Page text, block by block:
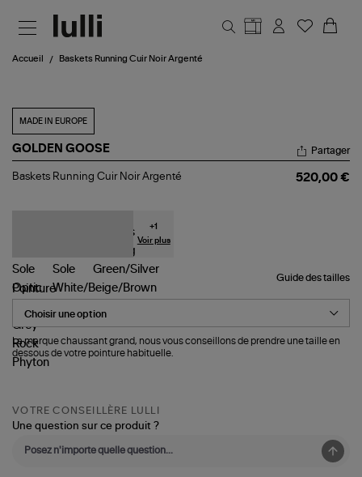
Accueil Baskets Running Cuir Noir Argenté
MADE IN EUROPE
GOLDEN GOOSE
Baskets
Partager
Baskets Running Cuir Noir Argenté 520,00 €
+1
Voir plus
Guide des tailles
Pointure
La marque chaussant grand, nous vous conseillons de prendre une taille en
dessous de votre pointure habituelle.
VOTRE CONSEILLÈRE LULLI
Une question sur ce produit ?